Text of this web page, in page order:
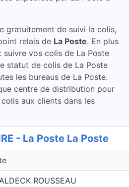
gratuitement de suivi la colis,
relais de La Poste. En plus
suivre vos colis de La Poste
statut de colis de La Poste
les bureaus de La Poste.
centre de distribution pour
aux clients dans les
- La Poste La Poste
ROUSSEAU